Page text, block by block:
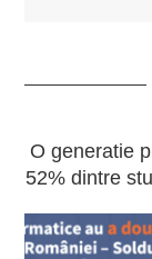
O generatie
52% dintre